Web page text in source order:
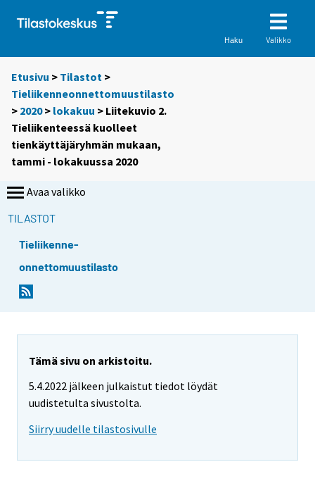
Haku Valikko
Etusivu > Tilastot >
Tieliikenneonnettomuustilasto
> 2020> lokakuu > Liitekuvio 2.
Tieliikenteessä kuolleet
tienkäyttäjäryhmän mukaan,
tammi - lokakuussa 2020
Avaa valikko
TILASTOT
Tieliikenne-
onnettomuustilasto
Tämä sivu on arkistoitu.
5.4.2022 jälkeen julkaistut tiedot löydät
uudistetulta sivustolta.
Siirry uudelle tilastosivulle